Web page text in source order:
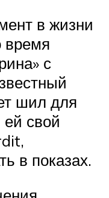
в жизни
время
с
шил для
свой
в показах.